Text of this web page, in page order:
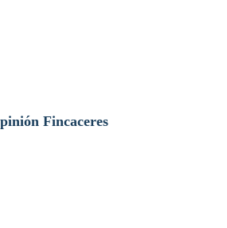
Fincaceres
años en el sector.